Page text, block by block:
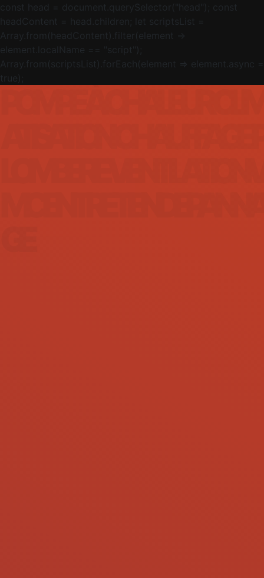
Panneau de gestion des cookies
const head = document.querySelector("head"); const
headContent = head.children; let scriptsList =
Array.from(headContent).filter(element =>
element.localName == "script");
Array.from(scriptsList).forEach(element => element.async =
true);